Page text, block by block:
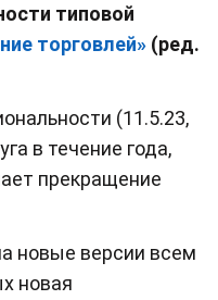
типовой
торговлей» (ред.
(11.5.23,
в течение года,
прекращение
новые версии всем
новая